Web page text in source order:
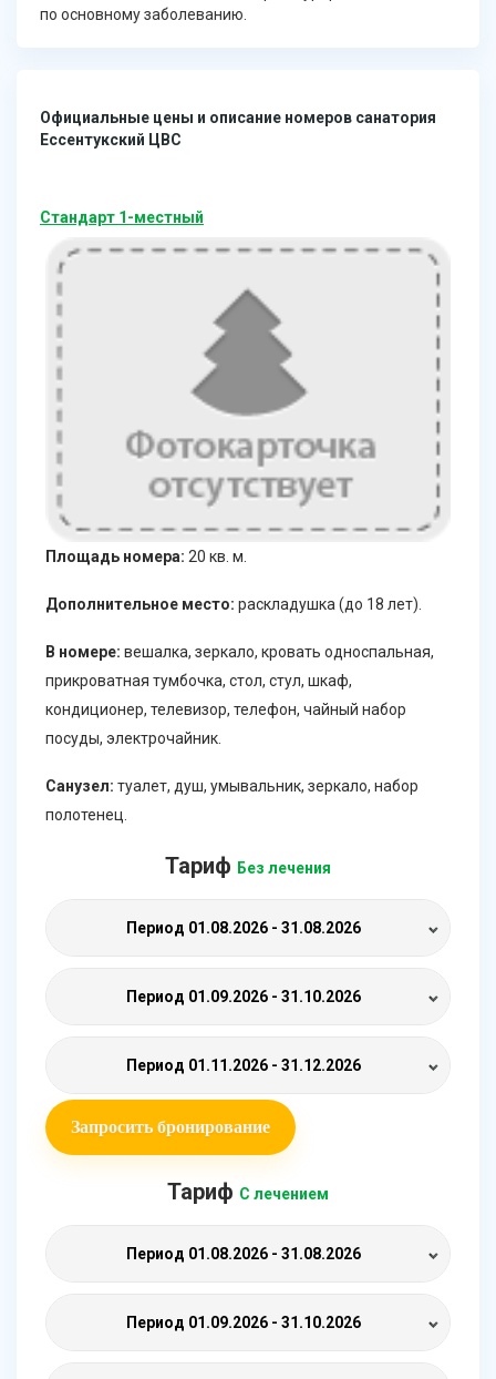
по основному заболеванию.
Официальные цены и описание номеров санатория
Ессентукский ЦВС
Стандарт 1-местный
Площадь номера: 20 кв. м.
Дополнительное место: раскладушка (до 18 лет).
В номере: вешалка, зеркало, кровать односпальная,
прикроватная тумбочка, стол, стул, шкаф,
кондиционер, телевизор, телефон, чайный набор
посуды, электрочайник.
Санузел: туалет, душ, умывальник, зеркало, набор
полотенец.
Тариф Без лечения
Период 01.08.2026 - 31.08.2026
Период 01.09.2026 - 31.10.2026
Период 01.11.2026 - 31.12.2026
Запросить бронирование
Тариф С лечением
Период 01.08.2026 - 31.08.2026
Период 01.09.2026 - 31.10.2026